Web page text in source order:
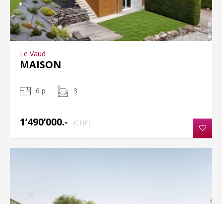
Le Vaud
MAISON
6 p 3
1’490’000.- (CHF)